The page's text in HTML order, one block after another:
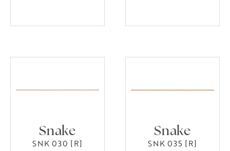
Snake
SNK 030 [R]
Snake
SNK 035 [R]